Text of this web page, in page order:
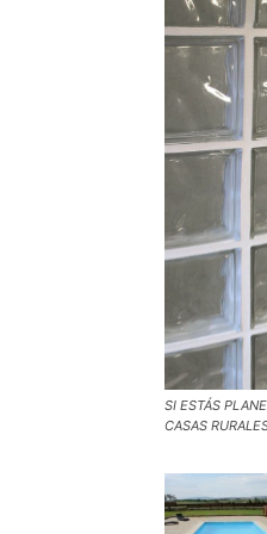
SI ESTÁS
CASAS